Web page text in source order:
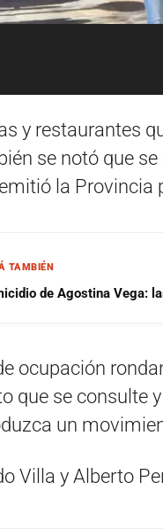
y restaurantes
se notó que
la Provincia
TAMBIÉN
de Agostina Vega:
ocupación
que se consulte
un
Villa y Alberto